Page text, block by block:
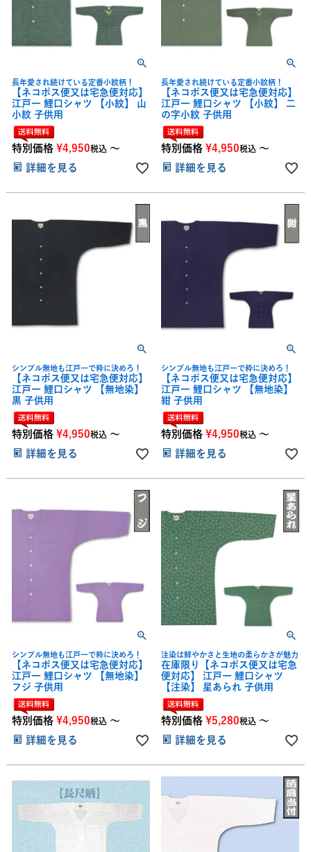
長年愛され続けている定番小紋柄！
【ネコポス便又は宅急便対応】
江戸一 鯉口シャツ 【小紋】 山
小紋 子供用
特別価格 ¥4,950税込 〜
詳細を見る
長年愛され続けている定番小紋柄！
【ネコポス便又は宅急便対応】
江戸一 鯉口シャツ 【小紋】 二
の字小紋 子供用
特別価格 ¥4,950税込 〜
詳細を見る
シンプル無地も江戸一で粋に決めろ！
【ネコポス便又は宅急便対応】
江戸一 鯉口シャツ 【無地染】
黒 子供用
特別価格 ¥4,950税込 〜
詳細を見る
シンプル無地も江戸一で粋に決めろ！
【ネコポス便又は宅急便対応】
江戸一 鯉口シャツ 【無地染】
紺 子供用
特別価格 ¥4,950税込 〜
詳細を見る
シンプル無地も江戸一で粋に決めろ！
【ネコポス便又は宅急便対応】
江戸一 鯉口シャツ 【無地染】
フジ 子供用
特別価格 ¥4,950税込 〜
詳細を見る
注染は鮮やかさと生地の柔らかさが魅力
在庫限り【ネコポス便又は宅急
便対応】 江戸一 鯉口シャツ
【注染】 星あられ 子供用
特別価格 ¥5,280税込 〜
詳細を見る